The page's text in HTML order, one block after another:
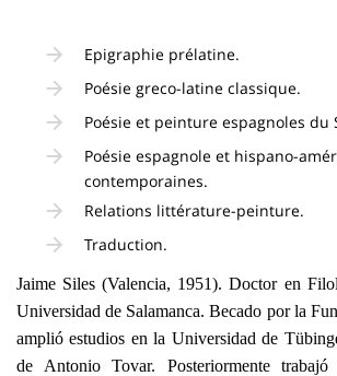
Contenu
de
page
principale
Epigraphie prélatine.
Poésie greco-latine classique.
Poésie et peinture espagnoles du
Poésie espagnole et hispano-
contemporaines.
Relations littérature-peinture.
Traduction.
Jaime Siles (Valencia, 1951). Doctor en
Universidad de Salamanca. Becado porla
amplió estudios enla Universidad de
de Antonio Tovar. Posteriormente trabajó